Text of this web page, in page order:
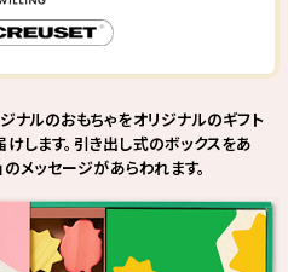
ナルのおもちゃをオリジナルのギフト
します。引き出し式のボックスをあ
」のメッセージがあらわれます。